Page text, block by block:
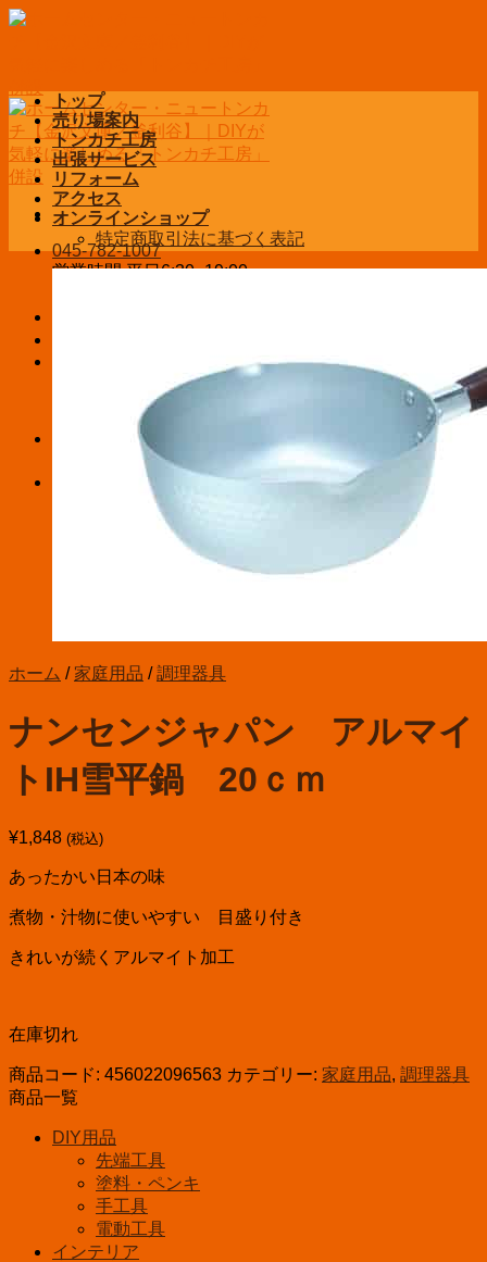
Skip
045-782-1007
営業時間 平日6:30~19:00
お買い物カゴに商品がありません。
お買い物カゴ
お買い物カゴに商品がありません。
トップ
売り場案内
トンカチ工房
出張サービス
リフォーム
アクセス
オンラインショップ
特定商取引法に基づく表記
ホーム / 家庭用品 / 調理器具
ナンセンジャパン アルマイ
トIH雪平鍋 20ｃｍ
¥1,848 (税込)
あったかい日本の味
煮物・汁物に使いやすい 目盛り付き
きれいが続くアルマイト加工
在庫切れ
商品コード: 456022096563 カテゴリー: 家庭用品, 調理器具
商品一覧
DIY用品
先端工具
塗料・ペンキ
手工具
電動工具
インテリア